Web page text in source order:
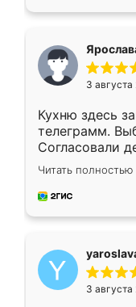
3 августа
Кухню здесь
телеграмм.
Согласовали
недели кухня
довольны
мебель за
Читать полностью
3 августа